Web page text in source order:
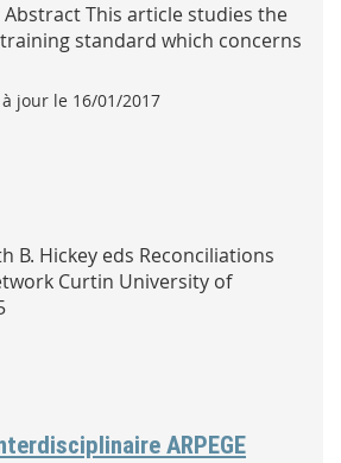
This article studies the
standard which concerns
jour le 16/01/2017
B. Hickey eds Reconciliations
Curtin University of
ARPEGE